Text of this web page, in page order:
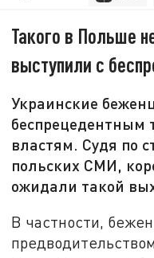
Такого в Польше
выступили с
Украинские
беспрецедентным
властям. Судя по
польских СМИ,
ожидали такой
В частности,